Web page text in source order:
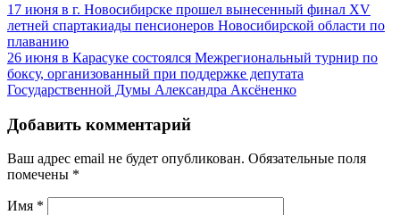
17 июня в г. Новосибирске прошел вынесенный финал XV
летней спартакиады пенсионеров Новосибирской области по
плаванию
26 июня в Карасуке состоялся Межрегиональный турнир по
боксу, организованный при поддержке депутата
Государственной Думы Александра Аксёненко
Добавить комментарий
Ваш адрес email не будет опубликован. Обязательные поля
помечены *
Имя *